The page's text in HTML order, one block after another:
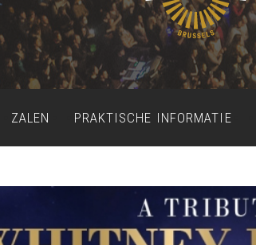
ZALEN PRAKTISCHE INFORMATIE